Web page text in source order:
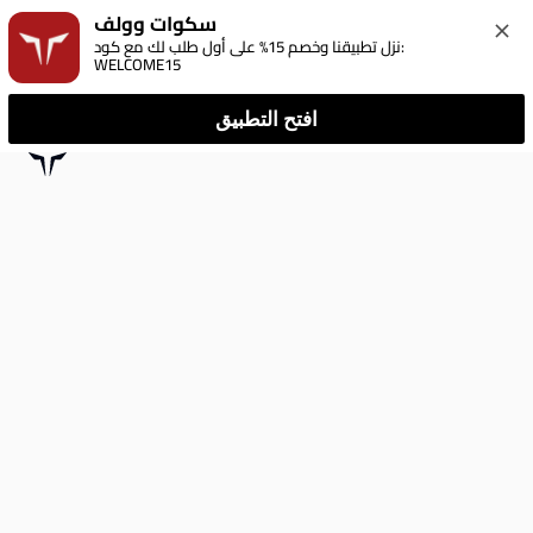
سكوات وولف
نزل تطبيقنا وخصم 15% على أول طلب لك مع كود:
WELCOME15
افتح التطبيق